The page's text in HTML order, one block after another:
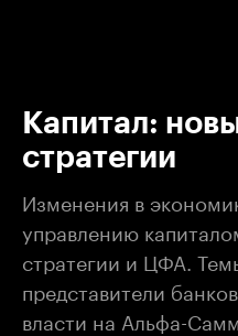
Капитал:
стратегии
Изменения в
управлению
стратегии и ЦФА.
представители
власти на Альфа-